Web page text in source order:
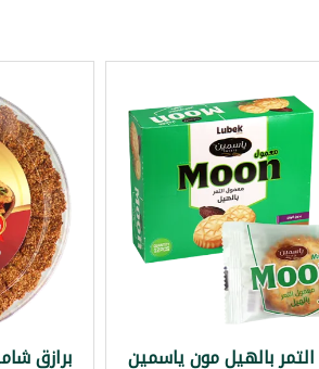
برازق بالهيل مون ياسمين